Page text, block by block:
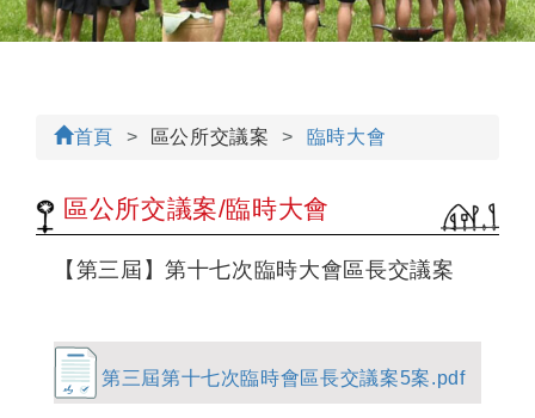
首頁 區公所交議案 臨時大會
區公所交議案/臨時大會
【第三屆】第十七次臨時大會區長交議案
第三屆第十七次臨時會區長交議案5案.pdf